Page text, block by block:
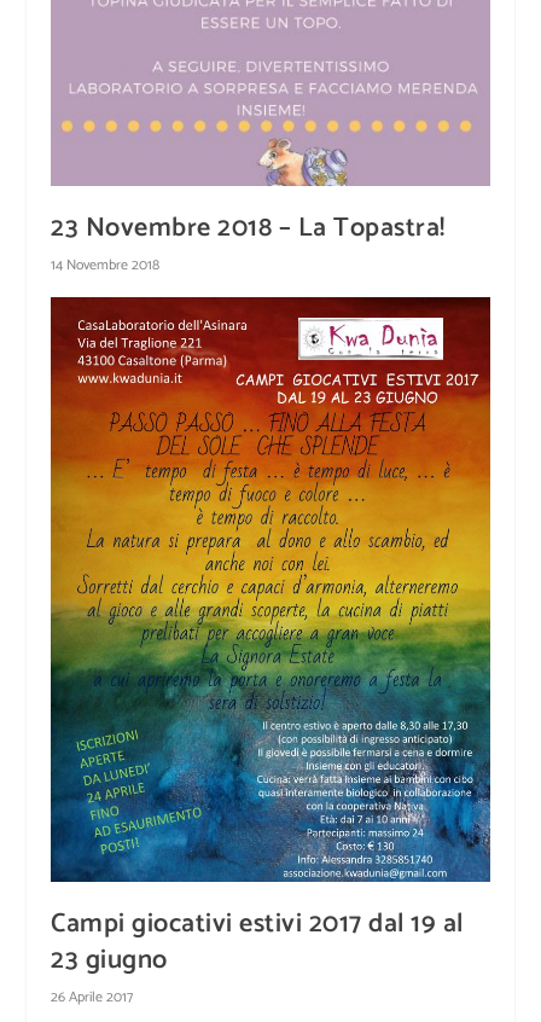
23 Novembre 2018 – La Topastra!
14 Novembre 2018
Campi giocativi estivi 2017 dal 19 al
23 giugno
26 Aprile 2017